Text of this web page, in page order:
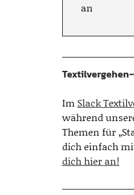
an
Im Slack
während
Themen für
dich einfach
dich hier an!